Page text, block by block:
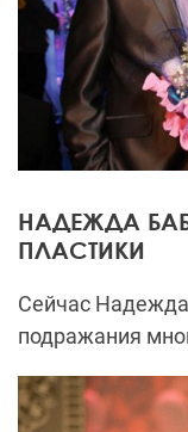
НАДЕЖДА
ПЛАСТИКИ
Сейчас
подражания